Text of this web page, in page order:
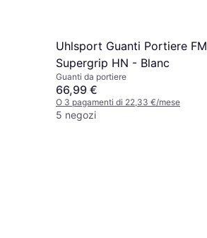
Uhlsport Guanti Portiere FM
Supergrip HN - Blanc
Guanti da portiere
66,99 €
O 3 pagamenti di 22,33 €/mese
5 negozi